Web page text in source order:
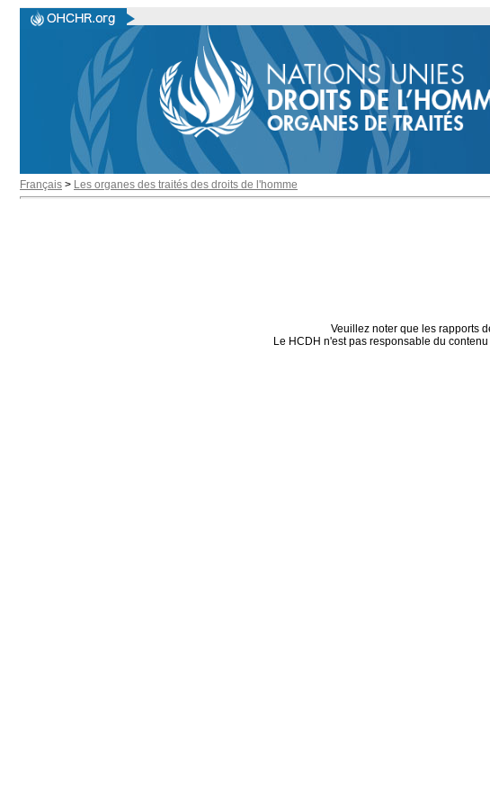
Français > Les organes des traités des droits de l'homme
Veuillez noter que les rapports
Le HCDH n'est pas responsable du